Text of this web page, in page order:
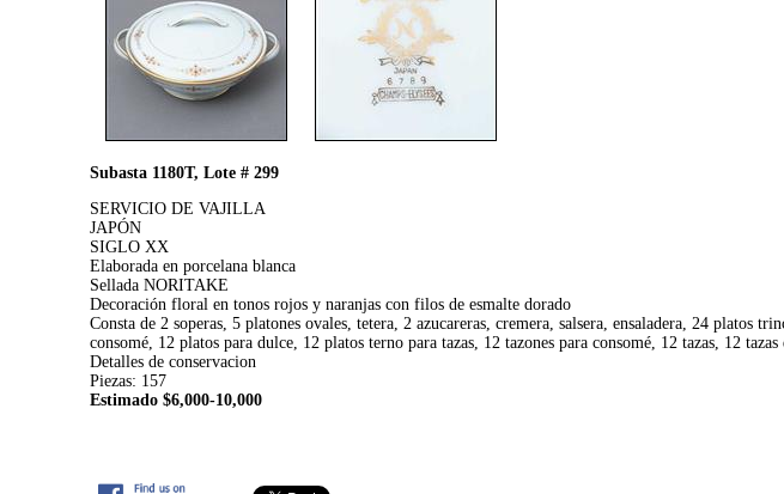
Subasta 1180T, Lote # 299
SERVICIO DE VAJILLA
JAPÓN
SIGLO XX
Elaborada en porcelana blanca
Sellada NORITAKE
Decoración floral en tonos rojos y naranjas con filos de esmalte dorado
Consta de 2 soperas, 5 platones ovales, tetera, 2 azucareras, cremera, salsera, ensaladera, 24 platos
consomé, 12 platos para dulce, 12 platos terno para tazas, 12 tazones para consomé, 12 tazas, 12 tazas
Detalles de conservacion
Piezas: 157
Estimado $6,000-10,000